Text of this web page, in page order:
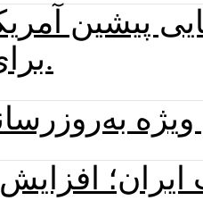
پیشین
برای زنده ماندن می‌جنگد.
به‌روزرسانی
ایران؛